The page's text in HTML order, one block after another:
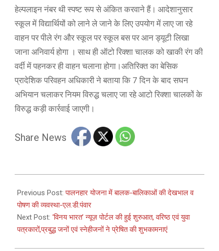
हेल्पलाइन नंबर थी स्पष्ट रूप से अंकित करवाने हैं। आदेशानुसार
स्कूल में विद्यार्थियों को लाने ले जाने के लिए उपयोग में लाए जा रहे
वाहन पर पीले रंग और स्कूल पर स्कूल बस पर आन ड्यूटी लिखा
जाना अनिवार्य होगा । साथ ही ऑटो रिक्शा चालक को खाकी रंग की
वर्दी में पहनकर ही वाहन चलाना होगा।अतिरिक्त का बेसिक
प्रादेशिक परिवहन अधिकारी ने बताया कि 7 दिन के बाद सघन
अभियान चलाकर नियम विरुद्ध चलाए जा रहे आटो रिक्शा चालकों के
विरुद्ध कड़ी कार्रवाई जाएगी।
Share News
11-
16
Previous Post:पालनहार योजना में बालक-बालिकाओं की देखभाल व
पोषण की व्यवस्था-एल.डी.पंवार
Next Post: ‘विनय भारत’ न्यूज़ पोर्टल की हुई शुरुआत, वरिष्ठ एवं युवा
पत्रकारों,प्रबुद्ध जनों एवं स्नेहीजनों ने प्रेषित की शुभकामनाएं